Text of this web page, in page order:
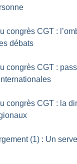
congrès CGT :
débats
congrès CGT :
congrès CGT : la
(1) : Un